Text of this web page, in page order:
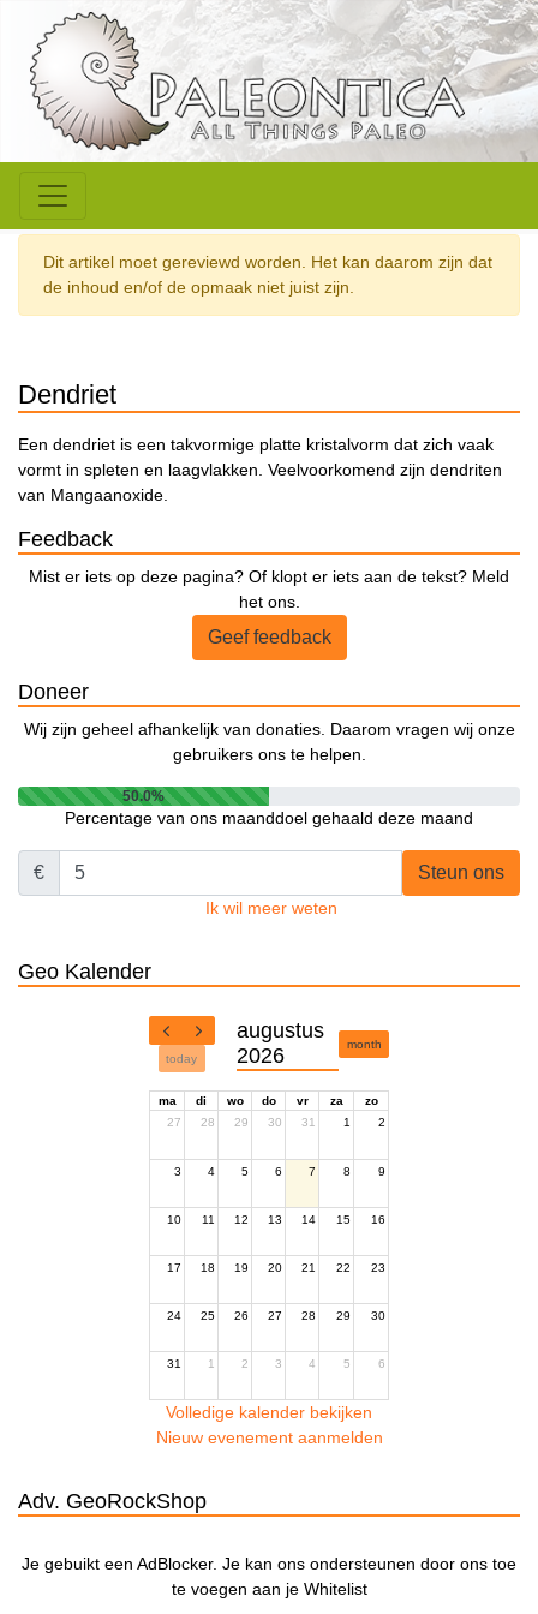
Dit artikel moet gereviewd worden. Het kan daarom zijn dat
de inhoud en/of de opmaak niet juist zijn.
Dendriet
Een dendriet is een takvormige platte kristalvorm dat zich vaak
vormt in spleten en laagvlakken. Veelvoorkomend zijn dendriten
van Mangaanoxide.
Feedback
Mist er iets op deze pagina? Of klopt er iets aan de tekst? Meld
het ons.
Geef feedback
Doneer
Wij zijn geheel afhankelijk van donaties. Daarom vragen wij onze
gebruikers ons te helpen.
50.0%
Percentage van ons maanddoel gehaald deze maand
€ Steun ons
Ik wil meer weten
Geo Kalender
today
augustus
2026
month
ma di wo do vr za
zo
27
28 29 30 31 1 2
3 4 5 6 7 8 9
10 11 12 13 14 15 16
17 18 19 20 21 22 23
24 25 26 27 28 29 30
31 1 2 3 4 5 6
Volledige kalender bekijken
Nieuw evenement aanmelden
Adv. GeoRockShop
Je gebuikt een AdBlocker. Je kan ons ondersteunen door ons toe
te voegen aan je Whitelist